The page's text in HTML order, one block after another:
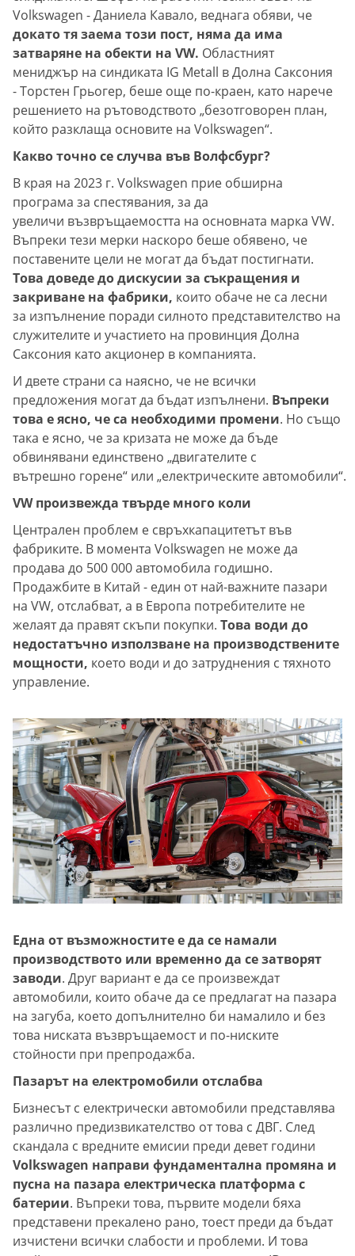
Volkswagen - Даниела Кавало, веднага обяви, че
докато тя заема този пост, няма да има
затваряне на обекти на VW. Областният
мениджър на синдиката IG Metall в Долна Саксония
- Торстен Грьогер, беше още по-краен, като нарече
решението на рътоводството „безотговорен план,
който разклаща основите на Volkswagen“.
Какво точно се случва във Волфсбург?
В края на 2023 г. Volkswagen прие обширна
програма за спестявания, за да
увеличи възвръщаемостта на основната марка VW.
Въпреки тези мерки наскоро беше обявено, че
поставените цели не могат да бъдат постигнати.
Това доведе до дискусии за съкращения и
закриване на фабрики, които обаче не са лесни
за изпълнение поради силното представителство на
служителите и участието на провинция Долна
Саксония като акционер в компанията.
И двете страни са наясно, че не всички
предложения могат да бъдат изпълнени. Въпреки
това е ясно, че са необходими промени. Но също
така е ясно, че за кризата не може да бъде
обвинявани единствено „двигателите с
вътрешно горене“ или „електрическите автомобили“.
VW произвежда твърде много коли
Централен проблем е свръхкапацитетът във
фабриките. В момента Volkswagen не може да
продава до 500 000 автомобила годишно.
Продажбите в Китай - един от най-важните пазари
на VW, отслабват, а в Европа потребителите не
желаят да правят скъпи покупки. Това води до
недостатъчно използване на производствените
мощности, което води и до затруднения с тяхното
управление.
Една от възможностите е да се намали
производството или временно да се затворят
заводи. Друг вариант е да се произвеждат
автомобили, които обаче да се предлагат на пазара
на загуба, което допълнително би намалило и без
това ниската възвръщаемост и по-ниските
стойности при препродажба.
Пазарът на електромобили отслабва
Бизнесът с електрически автомобили представлява
различно предизвикателство от това с ДВГ. След
скандала с вредните емисии преди девет години
Volkswagen направи фундаментална промяна и
пусна на пазара електрическа платформа с
батерии. Въпреки това, първите модели бяха
представени прекалено рано, тоест преди да бъдат
изчистени всички слабости и проблеми. И това